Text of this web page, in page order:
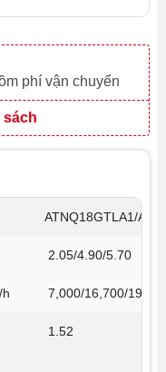
phí vận chuyển
sách
ATNQ18GTLA1/
2.05/4.90/5.70
h 7,000/16,700/
1.52